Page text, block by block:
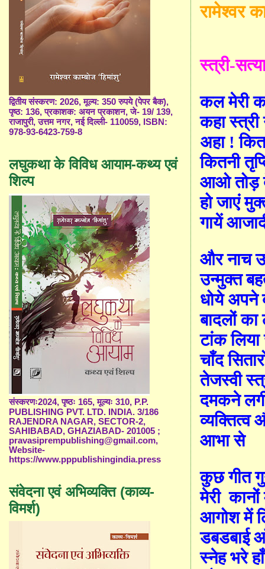
रामेश्वर
स्त्री-
कल मेरी
कहा स्त्री
अहा !
कितनी
आओ तोड़
हो जाएं
गायें
और नाच
उन्मुक्त
धोये अपने
बादलों
टांक
चाँद
तेजस्वी
दमकने
व्यक्तित्व
आभा से
कुछ गीत
मेरी कानों
आगोश में
डबडबाई
स्नेह भरे
द्वितीय संस्करण: 2026, मूल्य: 350 रुपये (पेपर बैक),
पृष्ठ: 136, प्रकाशक: अयन प्रकाशन, जे- 19/ 139,
राजापुरी, उत्तम नगर, नई दिल्ली- 110059, ISBN:
978-93-6423-759-8
लघुकथा के विविध आयाम-कथ्य एवं
शिल्प
संस्करणः2024, पृष्ठः 165, मूल्यः 310, P.P.
PUBLISHING PVT. LTD. INDIA. 3/186
RAJENDRA NAGAR, SECTOR-2,
SAHIBABAD, GHAZIABAD- 201005 ;
pravasiprempublishing@gmail.com,
Website-
https://www.pppublishingindia.press
संवेदना एवं अभिव्यक्ति (काव्य-
विमर्श)